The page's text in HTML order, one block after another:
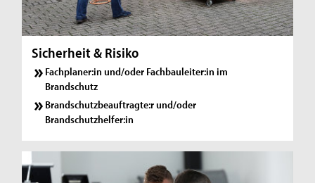
Sicherheit & Risiko
Fachplaner:in und/oder Fachbauleiter:in im
Brandschutz
Brandschutzbeauftragte:r und/oder
Brandschutzhelfer:in